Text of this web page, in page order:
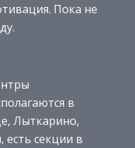
Пока не
в
Лыткарино,
есть секции в